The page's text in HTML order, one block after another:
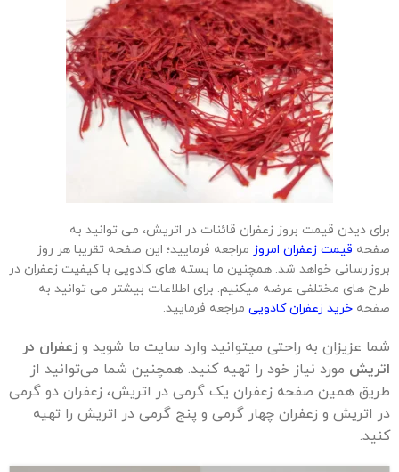
برای دیدن قیمت بروز زعفران قائنات در اتریش، می توانید به
صفحه قیمت زعفران امروز مراجعه فرمایید؛ این صفحه تقریبا هر روز
بروزرسانی خواهد شد. همچنین ما بسته های کادویی با کیفیت زعفران در
طرح های مختلفی عرضه میکنیم. برای اطلاعات بیشتر می توانید به
صفحه خرید زعفران کادویی مراجعه فرمایید.
شما عزیزان به راحتی میتوانید وارد سایت ما شوید و زعفران در
اتریش مورد نیاز خود را تهیه کنید. همچنین شما می‌توانید از
طریق همین صفحه زعفران یک گرمی در اتریش، زعفران دو گرمی
در اتریش و زعفران چهار گرمی و پنج گرمی در اتریش را تهیه
کنید.